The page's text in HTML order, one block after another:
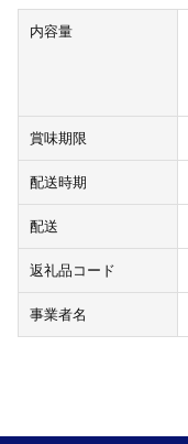
内容量
賞味期限
配送時期
配送
返礼品コード
事業者名